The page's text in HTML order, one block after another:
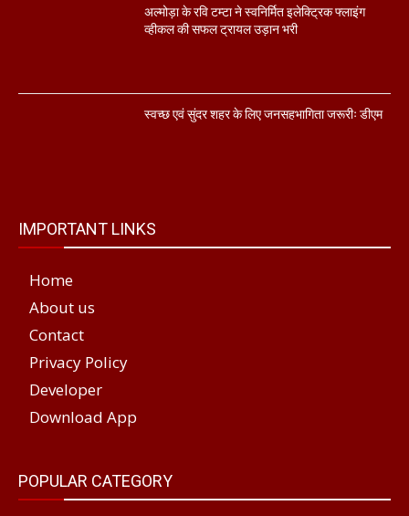
अल्मोड़ा के रवि टम्टा ने स्वनिर्मित इलेक्ट्रिक फ्लाइंग
व्हीकल की सफल ट्रायल उड़ान भरी
स्वच्छ एवं सुंदर शहर के लिए जनसहभागिता जरूरीः डीएम
IMPORTANT LINKS
Home
About us
Contact
Privacy Policy
Developer
Download App
POPULAR CATEGORY